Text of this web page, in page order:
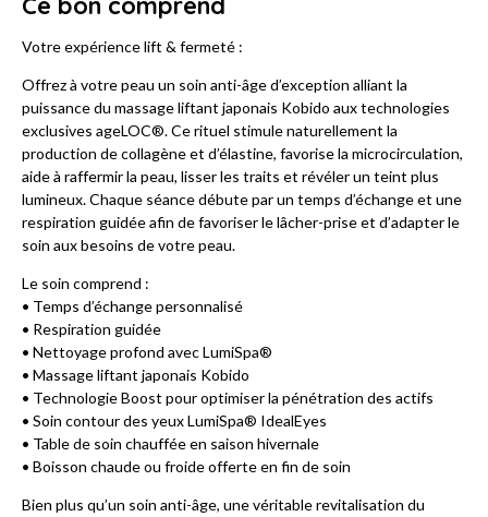
Votre expérience lift & fermeté :
Offrez à votre peau un soin anti-âge d’exception alliant la
puissance du massage liftant japonais Kobido aux technologies
exclusives ageLOC®. Ce rituel stimule naturellement la
production de collagène et d’élastine, favorise la microcirculation,
aide à raffermir la peau, lisser les traits et révéler un teint plus
lumineux. Chaque séance débute par un temps d’échange et une
respiration guidée afin de favoriser le lâcher-prise et d’adapter le
soin aux besoins de votre peau.
Le soin comprend :
• Temps d’échange personnalisé
• Respiration guidée
• Nettoyage profond avec LumiSpa®
• Massage liftant japonais Kobido
• Technologie Boost pour optimiser la pénétration des actifs
• Soin contour des yeux LumiSpa® IdealEyes
• Table de soin chauffée en saison hivernale
• Boisson chaude ou froide offerte en fin de soin
Bien plus qu’un soin anti-âge, une véritable revitalisation du